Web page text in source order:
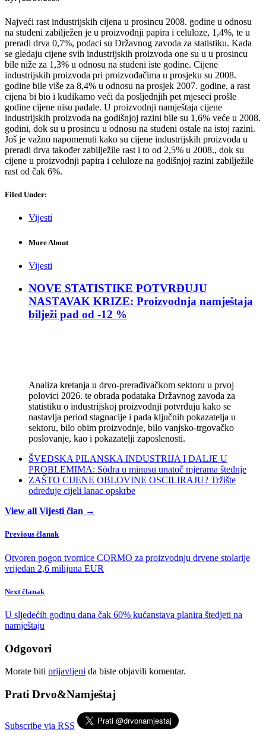
Najveći rast industrijskih cijena u prosincu 2008. godine u odnosu
na studeni zabilježen je u proizvodnji papira i celuloze, 1,4%, te u
preradi drva 0,7%, podaci su Državnog zavoda za statistiku. Kada
se gledaju cijene svih industrijskih proizvoda one su u u prosincu
bile niže za 1,3% u odnosu na studeni iste godine. Cijene
industrijskih proizvoda pri proizvođačima u prosjeku su 2008.
godine bile više za 8,4% u odnosu na prosjek 2007. godine, a rast
cijena bi bio i kudikamo veći da posljednjih pet mjeseci prošle
godine cijene nisu padale. U proizvodnji namještaja cijene
industrijskih proizvoda na godišnjoj razini bile su 1,6% veće u 2008.
godini, dok su u prosincu u odnosu na studeni ostale na istoj razini.
Još je važno napomenuti kako su cijene industrijskih proizvoda u
preradi drva također zabilježile rast i to od 2,5% u 2008., dok su
cijene u proizvodnji papira i celuloze na godišnjoj razini zabilježile
rast od čak 6%.
Filed Under:
Vijesti
More About
Vijesti
NOVE STATISTIKE POTVRĐUJU
NASTAVAK KRIZE: Proizvodnja namještaja
bilježi pad od -12 %
Analiza kretanja u drvo-prerađivačkom sektoru u prvoj
polovici 2026. te obrada podataka Državnog zavoda za
statistiku o industrijskoj proizvodnji potvrđuju kako se
nastavlja period stagnacije i pada ključnih pokazatelja u
sektoru, bilo obim proizvodnje, bilo vanjsko-trgovačko
poslovanje, kao i pokazatelji zaposlenosti.
ŠVEDSKA PILANSKA INDUSTRIJA I DALJE U
PROBLEMIMA: Södra u minusu unatoč mjerama štednje
ZAŠTO CIJENE OBLOVINE OSCILIRAJU? Tržište
određuje cijeli lanac opskrbe
View all Vijesti član →
Previous članak
Otvoren pogon tvornice CORMO za proizvodnju drvene stolarije
vrijedan 2,6 milijuna EUR
Next članak
U sljedećih godinu dana čak 60% kućanstava planira štedjeti na
namještaju
Odgovori
Morate biti prijavljeni da biste objavili komentar.
Prati Drvo&Namještaj
Subscribe via RSS